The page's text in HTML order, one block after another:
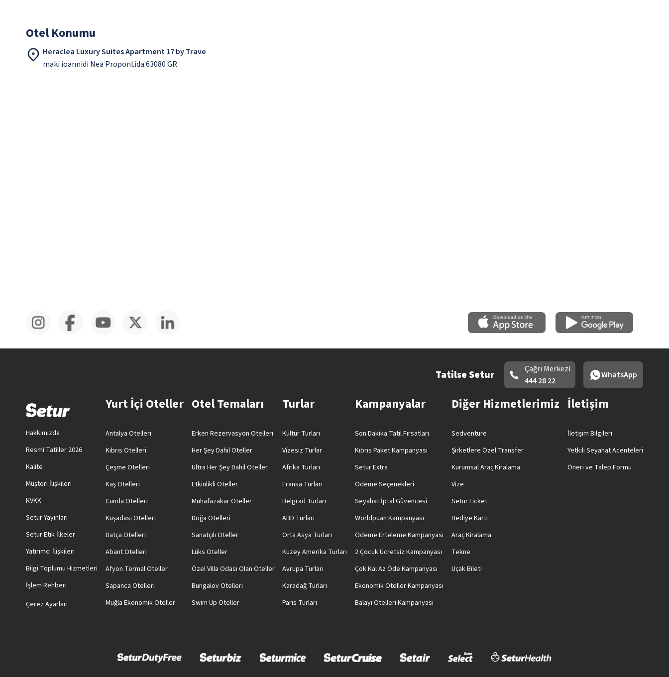
Otel Konumu
Heraclea Luxury Suites Apartment 17 by Trave
maki ioannidi Nea Propontida 63080 GR
Tatilse Setur
Çağrı Merkezi
444 28 22
WhatsApp
Hakkımızda
Resmi Tatiller 2026
Kalite
Müşteri İlişkileri
KVKK
Setur Yayınları
Setur Etik İlkeler
Yatırımcı İlişkileri
Bilgi Toplumu Hizmetleri
İşlem Rehberi
Çerez Ayarları
Yurt İçi Oteller
Antalya Otelleri
Kıbrıs Otelleri
Çeşme Otelleri
Kaş Otelleri
Cunda Otelleri
Kuşadası Otelleri
Datça Otelleri
Abant Otelleri
Afyon Termal Oteller
Sapanca Otelleri
Muğla Ekonomik Oteller
Otel Temaları
Erken Rezervasyon Otelleri
Her Şey Dahil Oteller
Ultra Her Şey Dahil Oteller
Etkinlikli Oteller
Muhafazakar Oteller
Doğa Otelleri
Sanatçılı Oteller
Lüks Oteller
Özel Villa Odası Olan Oteller
Bungalov Otelleri
Swim Up Oteller
Turlar
Kültür Turları
Vizesiz Turlar
Afrika Turları
Fransa Turları
Belgrad Turları
ABD Turları
Orta Asya Turları
Kuzey Amerika Turları
Avrupa Turları
Karadağ Turları
Paris Turları
Kampanyalar
Son Dakika Tatil Fırsatları
Kıbrıs Paket Kampanyası
Setur Extra
Ödeme Seçenekleri
Seyahat İptal Güvencesi
Worldpuan Kampanyası
Ödeme Erteleme Kampanyası
2 Çocuk Ücretsiz Kampanyası
Çok Kal Az Öde Kampanyası
Ekonomik Oteller Kampanyası
Balayı Otelleri Kampanyası
Diğer Hizmetlerimiz
Sedventure
Şirketlere Özel Transfer
Kurumsal Araç Kiralama
Vize
SeturTicket
Hediye Kartı
Araç Kiralama
Tekne
Uçak Bileti
İletişim
İletişim Bilgileri
Yetkili Seyahat Acenteleri
Öneri ve Talep Formu